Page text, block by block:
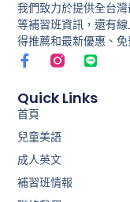
我們致力於提供全台
等補習班資訊，還有
得推薦和最新優惠、免
F
a
e
b
o
o
k
-
f
L
i
e
Quick Links
首頁
兒童美語
成人英文
補習班情報